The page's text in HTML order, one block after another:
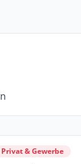
Privat & Gewerbe